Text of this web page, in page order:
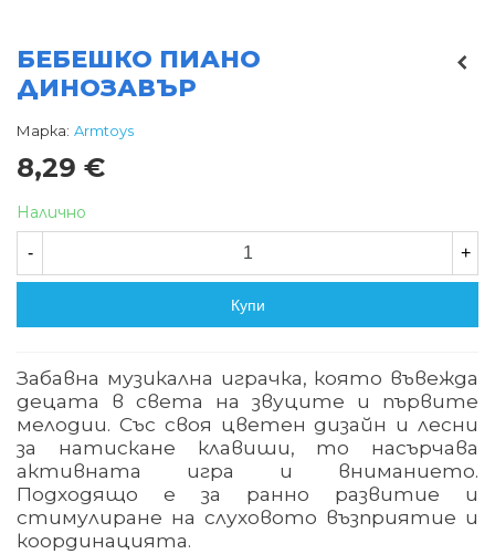
БЕБЕШКО ПИАНО
ДИНОЗАВЪР
Марка: Armtoys
8,29 €
Налично
- +
Купи
Забавна музикална играчка, която въвежда
децата в света на звуците и първите
мелодии. Със своя цветен дизайн и лесни
за натискане клавиши, то насърчава
активната игра и вниманието.
Подходящо е за ранно развитие и
стимулиране на слуховото възприятие и
координацията.